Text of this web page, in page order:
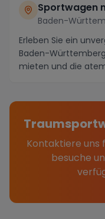
Sportwagen
Baden-
Erleben Sie ein
Baden-
mieten und die
Kontaktiere uns
besuche